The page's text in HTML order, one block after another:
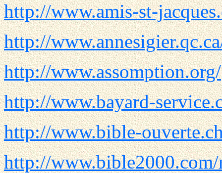
http://www.amis-st-
http://
http://www.assomption.org/
http://www.bayard-
http://www.bible-
http://